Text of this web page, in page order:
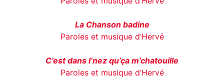
La Chanson badine
Paroles et musique d’Hervé
C’est dans l’nez qu’ça m’chatouille
Paroles et musique d’Hervé